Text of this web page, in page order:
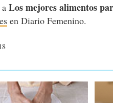
aLos mejores alimentos
en Diario Femenino.